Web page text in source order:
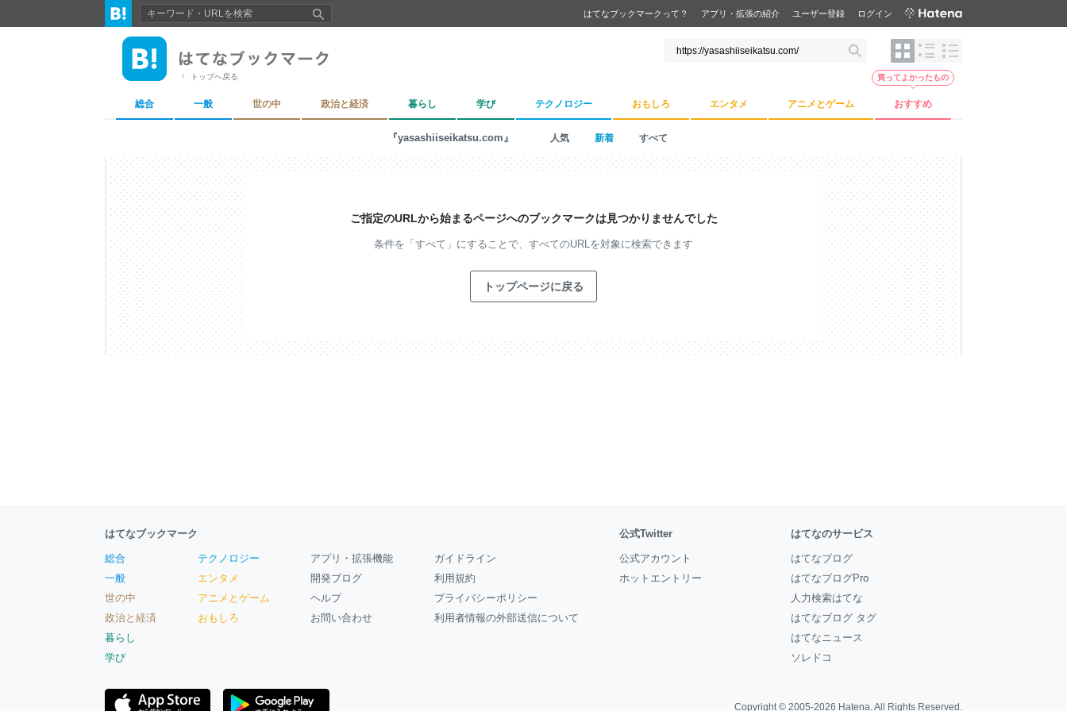
はてなブックマークって？ アプリ・拡張の紹介 ユーザー登録 ログイン
トップへ戻る
総合 一般 世の中 政治と経済 暮らし 学び テクノロジー おもしろ エンタメ アニメとゲーム おすすめ
買ってよかったもの
『yasashiiseikatsu.com』 人気 新着 すべて
ご指定のURLから始まるページへのブックマークは見つかりませんでした
条件を「すべて」にすることで、 すべてのURLを対象に検索できます
トップページに戻る
はてなブックマーク
総合
一般
世の中
政治と経済
暮らし
学び
テクノロジー
エンタメ
アニメとゲーム
おもしろ
アプリ・拡張機能
開発ブログ
ヘルプ
お問い合わせ
ガイドライン
利用規約
プライバシーポリシー
利用者情報の外部送信について
公式Twitter
公式アカウント
ホットエントリー
はてなのサービス
はてなブログ
はてなブログPro
人力検索はてな
はてなブログ タグ
はてなニュース
ソレドコ
Copyright © 2005-2026 Hatena. All Rights Reserved.